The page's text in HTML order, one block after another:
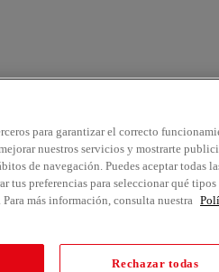
para garantizar el correcto
nuestros servicios y mostrarte
de navegación. Puedes aceptar todas
tus preferencias para seleccionar qué tipos
más información, consulta nuestra
Rechazar todas